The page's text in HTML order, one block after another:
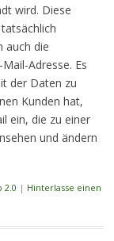
wird. Diese
auch die
Adresse. Es
der Daten zu
Kunden hat,
ein, die zu einer
und ändern
2.0 | Hinterlasse einen